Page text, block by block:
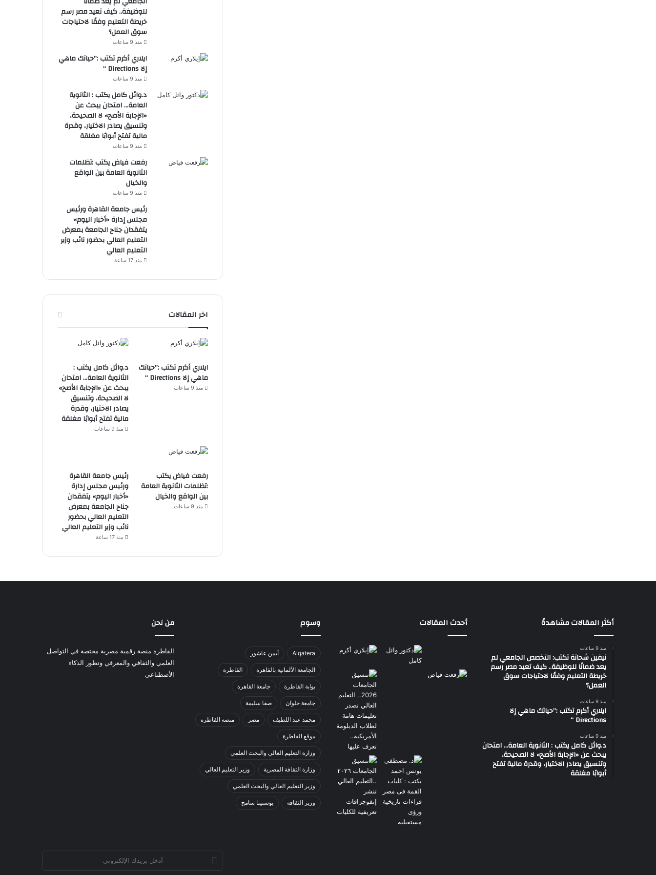
للوظيفة.. كيف تعيد مصر رسم
خريطة التعليم وفقًا لاحتياجات
سوق العمل؟
منذ 9 ساعات
ايلاري أكرم تكتب :”حياتك ماهي
إلا Directions “
منذ 9 ساعات
د.وائل كامل يكتب : الثانوية
العامة… امتحان يبحث عن
«الإجابة الأصح» لا الصحيحة،
وتنسيق يصادر الاختيار، وقدرة
مالية تفتح أبوابًا مغلقة
منذ 9 ساعات
رفعت فياض يكتب :تظلمات
الثانوية العامة بين الواقع
والخيال
منذ 9 ساعات
رئيس جامعة القاهرة ورئيس
مجلس إدارة «أخبار اليوم»
يتفقدان جناح الجامعة بمعرض
التعليم العالي بحضور نائب وزير
التعليم العالي
منذ 17 ساعة
اخر المقالات
ايلاري أكرم تكتب :”حياتك
ماهي إلا Directions “
منذ 9 ساعات
د.وائل كامل يكتب :
الثانوية العامة… امتحان
يبحث عن «الإجابة الأصح»
لا الصحيحة، وتنسيق
يصادر الاختيار، وقدرة
مالية تفتح أبوابًا مغلقة
منذ 9 ساعات
رفعت فياض يكتب
:تظلمات الثانوية العامة
بين الواقع والخيال
منذ 9 ساعات
رئيس جامعة القاهرة
ورئيس مجلس إدارة
«أخبار اليوم» يتفقدان
جناح الجامعة بمعرض
التعليم العالي بحضور
نائب وزير التعليم العالي
منذ 17 ساعة
أكثر المقالات مشاهدةً
منذ 9 ساعات
نيفين شحاتة تكتب: التخصص الجامعي لم
يعد ضمانًا للوظيفة.. كيف تعيد مصر رسم
خريطة التعليم وفقًا لاحتياجات سوق
العمل؟
منذ 9 ساعات
ايلاري أكرم تكتب :”حياتك ماهي إلا
Directions “
منذ 9 ساعات
د.وائل كامل يكتب : الثانوية العامة… امتحان
يبحث عن «الإجابة الأصح» لا الصحيحة،
وتنسيق يصادر الاختيار، وقدرة مالية تفتح
أبوابًا مغلقة
أحدث المقالات وسوم
Alqatera أيمن عاشور
الجامعة الألمانية بالقاهرة القاطرة
بوابة القاطرة جامعة القاهرة
جامعة حلوان صفا سليمة
محمد عبد اللطيف مصر منصة القاطرة
موقع القاطرة
وزارة التعليم العالي والبحث العلمي
وزارة الثقافة المصرية وزير التعليم العالي
وزير التعليم العالي والبحث العلمي
وزير الثقافة يوستينا سامح
من نحن
القاطرة منصة رقمية مصرية مختصة في التواصل
العلمي والثقافي والمعرفي وتطور الذكاء
الأصطناعي
بريدك